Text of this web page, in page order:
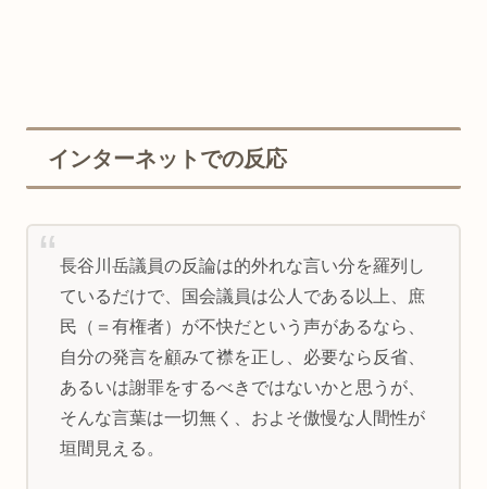
インターネットでの反応
長谷川岳議員の反論は的外れな言い分を羅列し
ているだけで、国会議員は公人である以上、庶
民（＝有権者）が不快だという声があるなら、
自分の発言を顧みて襟を正し、必要なら反省、
あるいは謝罪をするべきではないかと思うが、
そんな言葉は一切無く、およそ傲慢な人間性が
垣間見える。